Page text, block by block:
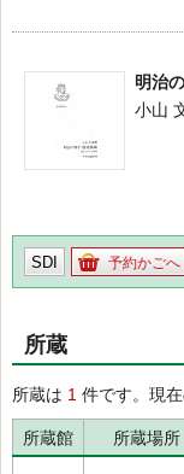
明治
小山
SDI 予約かごへ
所蔵
所蔵は 1 件です。現
所蔵館 所蔵場所